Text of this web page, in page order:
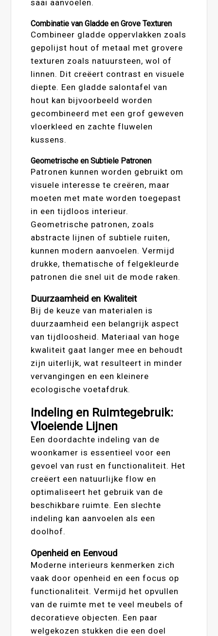
saai aanvoelen.
Combinatie van Gladde en Grove Texturen
Combineer gladde oppervlakken zoals
gepolijst hout of metaal met grovere
texturen zoals natuursteen, wol of
linnen. Dit creëert contrast en visuele
diepte. Een gladde salontafel van
hout kan bijvoorbeeld worden
gecombineerd met een grof geweven
vloerkleed en zachte fluwelen
kussens.
Geometrische en Subtiele Patronen
Patronen kunnen worden gebruikt om
visuele interesse te creëren, maar
moeten met mate worden toegepast
in een tijdloos interieur.
Geometrische patronen, zoals
abstracte lijnen of subtiele ruiten,
kunnen modern aanvoelen. Vermijd
drukke, thematische of felgekleurde
patronen die snel uit de mode raken.
Duurzaamheid en Kwaliteit
Bij de keuze van materialen is
duurzaamheid een belangrijk aspect
van tijdloosheid. Materiaal van hoge
kwaliteit gaat langer mee en behoudt
zijn uiterlijk, wat resulteert in minder
vervangingen en een kleinere
ecologische voetafdruk.
Indeling en Ruimtegebruik:
Vloeiende Lijnen
Een doordachte indeling van de
woonkamer is essentieel voor een
gevoel van rust en functionaliteit. Het
creëert een natuurlijke flow en
optimaliseert het gebruik van de
beschikbare ruimte. Een slechte
indeling kan aanvoelen als een
doolhof.
Openheid en Eenvoud
Moderne interieurs kenmerken zich
vaak door openheid en een focus op
functionaliteit. Vermijd het opvullen
van de ruimte met te veel meubels of
decoratieve objecten. Een paar
welgekozen stukken die een doel